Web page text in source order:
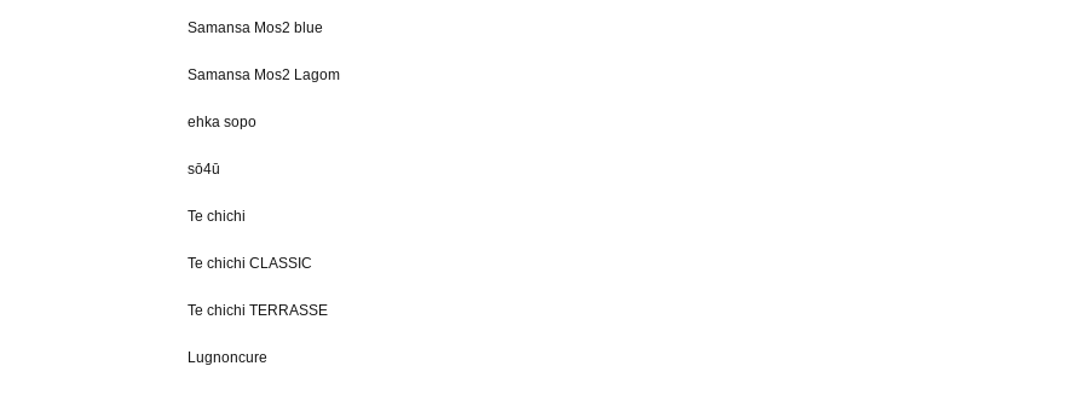
Samansa Mos2 blue
Samansa Mos2 Lagom
ehka sopo
sō4ū
Te chichi
Te chichi CLASSIC
Te chichi TERRASSE
Lugnoncure